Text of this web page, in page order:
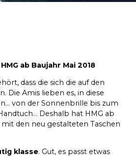
ab Baujahr Mai 2018
dass die sich die auf den
Die Amis lieben es, in diese
von der Sonnenbrille bis zum
Deshalb hat HMG ab
den neu gestalteten Taschen
klasse. Gut, es passt etwas